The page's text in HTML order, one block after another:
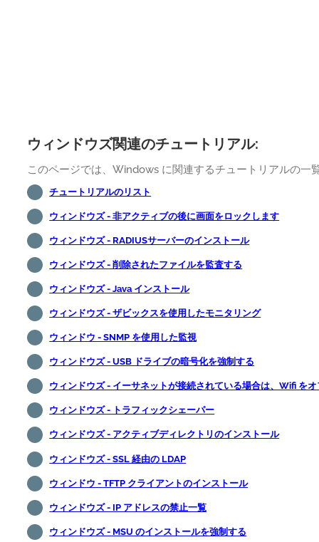
ウィンドウズ関連のチュートリアル:
このページでは、Windows に関連するチュートリアルの一
チュートリアルのリスト
ウィンドウズ - 非アクティブの後に画面をロックします
ウィンドウズ - RADIUSサーバーのインストール
ウィンドウズ - 削除されたファイルを監査する
ウィンドウズ - Java インストール
ウィンドウズ - ザビックスを使用したモニタリング
ウィンドウ - SNMP を使用した監視
ウィンドウズ - USB ドライブの暗号化を強制する
ウィンドウズ - イーサネットが接続されている場合は、Wifi をオ
ウィンドウズ - トラフィックシェーパー
ウィンドウズ - アクティブディレクトリのインストール
ウィンドウズ - SSL 経由の LDAP
ウィンドウ - TFTP クライアントのインストール
ウィンドウズ - IP アドレスの禁止一覧
ウィンドウズ - MSU のインストールを強制する